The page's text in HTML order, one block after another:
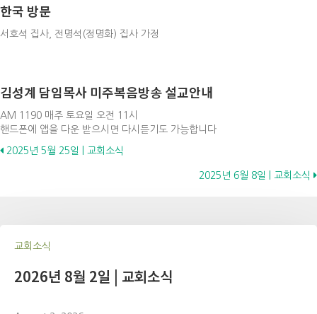
한국 방문
서호석 집사, 전명석(정명화) 집사 가정
김성계 담임목사 미주복음방송 설교안내
AM 1190 매주 토요일 오전 11시
핸드폰에 앱을 다운 받으시면 다시듣기도 가능합니다
Posts
2025년 5월 25일 | 교회소식
2025년 6월 8일 | 교회소식
교회소식
2026년 8월 2일 | 교회소식